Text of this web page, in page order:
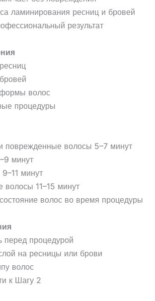
ламинирования ресниц и бровей
результат
волос
процедуры
поврежденные волосы 5–7 минут
минут
минут
волосы 11–15 минут
волос во время процедуры
перед процедурой
на ресницы или брови
волос
к Шагу 2